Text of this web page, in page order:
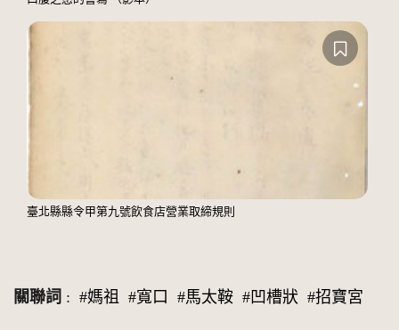
臺北縣縣令甲第九號飲食店營業取締規則
關聯詞 : #媽祖 #寬口 #馬太鞍 #凹槽狀 #招寶宮